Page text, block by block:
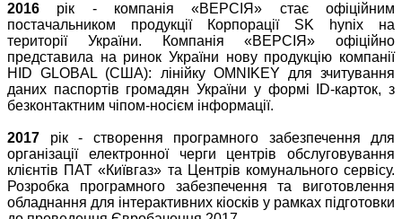
2016 рік - компанія «ВЕРСІЯ» стає офіційним
постачальником продукції Корпорації SK hynix на
території України. Компанія «ВЕРСІЯ» офіційно
представила на ринок України нову продукцію компанії
HID GLOBAL (США): лінійку OMNIKEY для зчитування
даних паспортів громадян України у формі ID-карток, з
безконтактним чіпом-носієм інформації.
2017 рік - створення програмного забезпечення для
організації електронної черги центрів обслуговування
клієнтів ПАТ «Київгаз» та Центрів комунального сервісу.
Розробка програмного забезпечення та виготовлення
обладнання для інтерактивних кіосків у рамках підготовки